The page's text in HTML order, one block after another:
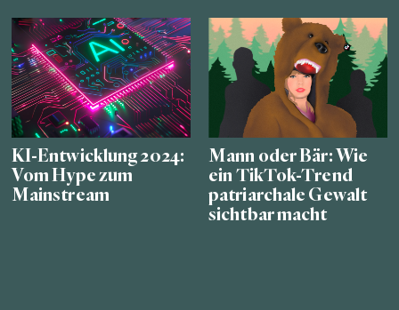
KI-Entwicklung 2024:
Vom Hype zum
Mainstream
Mann oder Bär: Wie
ein TikTok-Trend
patriarchale Gewalt
sichtbar macht